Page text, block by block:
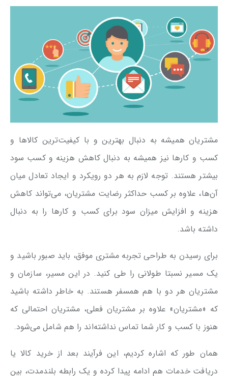
مشتریان همیشه به دنبال بهترین و با کیفیت‌ترین کالاها و
کسب و کارها نیز همیشه به دنبال کاهش هزینه‌ و کسب سود
بیشتر هستند. توجه لازم به هر دو رویکرد و ایجاد تعادل میان
آن‌ها، علاوه بر کسب حداکثر رضایت مشتریان، می‌تواند کاهش
هزینه و افزایش میزان سود برای کسب و کارها را به دنبال
داشته باشد.
برای رسیدن به طراحی تجربه مشتری موفق، باید صبور باشید و
یک مسیر نسبتا طولانی را طی کنید. در این مسیر، سازمان و
مشتریان هر دو با هم همسفر هستند. به خاطر داشته باشید
که «مشتریان» علاوه بر مشتریان فعلی، مشتریان احتمالی که
هنوز با کسب و کار شما تماس نداشته‌اند را هم شامل می‌شود.
همان طور که اشاره کردیم، این فرآیند بعد از خرید کالا یا
دریافت خدمات هم ادامه پیدا کرده و یک رابطه بلندمدت، بین